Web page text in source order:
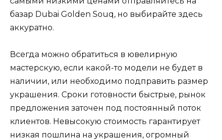
базар Dubai Golden Souq, но выбирайте здесь
аккуратно.
Всегда можно обратиться в ювелирную
мастерскую, если какой-то модели не будет в
наличии, или необходимо подправить размер
украшения. Сроки готовности быстрые, рынок
предложения заточен под постоянный поток
клиентов. Невысокую стоимость гарантирует
низкая пошлина на украшения, огромный